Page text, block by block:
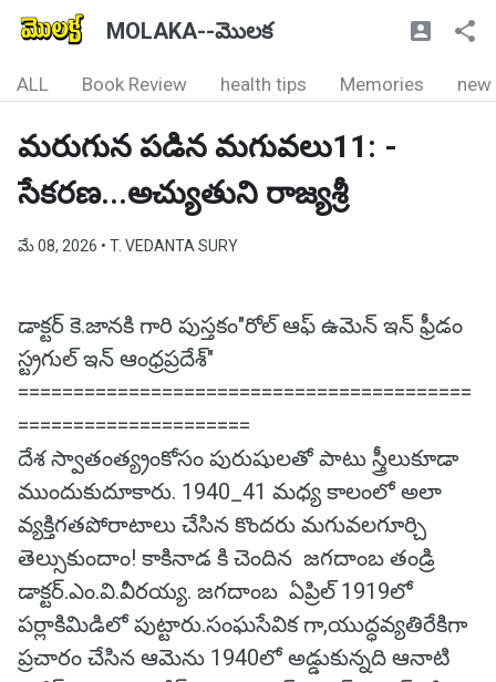
MOLAKA--మొలక
ALL Book Review health tips Memories new
మరుగున పడిన మగువలు11: -
సేకరణ...అచ్యుతుని రాజ్యశ్రీ
మే 08, 2026 • T. VEDANTA SURY
డాక్టర్ కె.జానకి గారి పుస్తకం"రోల్ ఆఫ్ ఉమెన్ ఇన్ ఫ్రీడం
స్ట్రగుల్ ఇన్ ఆంధ్రప్రదేశ్"
=========================================
=====================
దేశ స్వాతంత్య్రంకోసం పురుషులతో పాటు స్త్రీలుకూడా
ముందుకుదూకారు. 1940_41 మధ్య కాలంలో అలా
వ్యక్తిగతపోరాటాలు చేసిన కొందరు మగువలగూర్చి
తెల్సుకుందాం! కాకినాడ కి చెందిన జగదాంబ తండ్రి
డాక్టర్.ఎం.వి.వీరయ్య. జగదాంబ ఏప్రిల్ 1919లో
పర్లాకిమిడిలో పుట్టారు.సంఘసేవిక గా,యుద్ధవ్యతిరేకిగా
ప్రచారం చేసిన ఆమెను 1940లో అడ్డుకున్నది ఆనాటి